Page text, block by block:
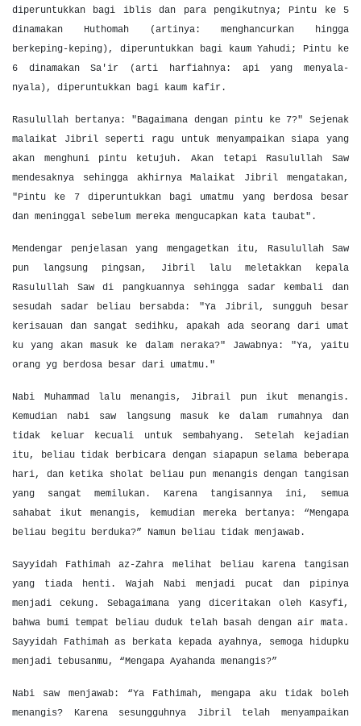
diperuntukkan bagi iblis dan para pengikutnya; Pintu ke 5
dinamakan Huthomah (artinya: menghancurkan hingga
berkeping-keping), diperuntukkan bagi kaum Yahudi; Pintu ke
6 dinamakan Sa'ir (arti harfiahnya: api yang menyala-
nyala), diperuntukkan bagi kaum kafir.
Rasulullah bertanya: "Bagaimana dengan pintu ke 7?" Sejenak
malaikat Jibril seperti ragu untuk menyampaikan siapa yang
akan menghuni pintu ketujuh. Akan tetapi Rasulullah Saw
mendesaknya sehingga akhirnya Malaikat Jibril mengatakan,
"Pintu ke 7 diperuntukkan bagi umatmu yang berdosa besar
dan meninggal sebelum mereka mengucapkan kata taubat".
Mendengar penjelasan yang mengagetkan itu, Rasulullah Saw
pun langsung pingsan, Jibril lalu meletakkan kepala
Rasulullah Saw di pangkuannya sehingga sadar kembali dan
sesudah sadar beliau bersabda: "Ya Jibril, sungguh besar
kerisauan dan sangat sedihku, apakah ada seorang dari umat
ku yang akan masuk ke dalam neraka?" Jawabnya: "Ya, yaitu
orang yg berdosa besar dari umatmu."
Nabi Muhammad lalu menangis, Jibrail pun ikut menangis.
Kemudian nabi saw langsung masuk ke dalam rumahnya dan
tidak keluar kecuali untuk sembahyang. Setelah kejadian
itu, beliau tidak berbicara dengan siapapun selama beberapa
hari, dan ketika sholat beliau pun menangis dengan tangisan
yang sangat memilukan. Karena tangisannya ini, semua
sahabat ikut menangis, kemudian mereka bertanya: “Mengapa
beliau begitu berduka?” Namun beliau tidak menjawab.
Sayyidah Fathimah az-Zahra melihat beliau karena tangisan
yang tiada henti. Wajah Nabi menjadi pucat dan pipinya
menjadi cekung. Sebagaimana yang diceritakan oleh Kasyfi,
bahwa bumi tempat beliau duduk telah basah dengan air mata.
Sayyidah Fathimah as berkata kepada ayahnya, semoga hidupku
menjadi tebusanmu, “Mengapa Ayahanda menangis?”
Nabi saw menjawab: “Ya Fathimah, mengapa aku tidak boleh
menangis? Karena sesungguhnya Jibril telah menyampaikan